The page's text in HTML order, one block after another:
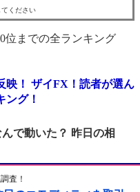
ください
位までの全ランキング
映！ ザイFX！読者が選ん
ング！
で動いた？ 昨日の相
査！